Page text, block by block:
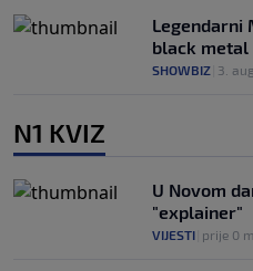
Legendarni
black metal
SHOWBIZ 3. aug.
N1 KVIZ
U Novom
"explainer"
VIJESTI prije 0